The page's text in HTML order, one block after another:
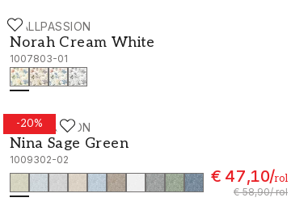
WALLPASSION
Norah Cream White
1007803-01
Norah Cream White - 1007803-01
-20%
WALLPASSION
Nina Sage Green
1009302-02
€ 47,10/rol
€ 58,90/rol
Nina Sage Green - 1009302-02